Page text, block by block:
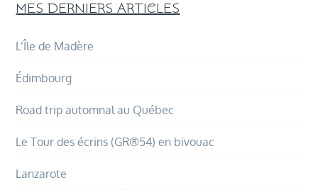
MES DERNIERS ARTICLES
L’Île de Madère
Édimbourg
Road trip automnal au Québec
Le Tour des écrins (GR®54) en bivouac
Lanzarote